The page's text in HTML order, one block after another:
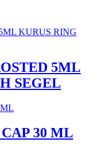
5ML
SEGEL
30 ML